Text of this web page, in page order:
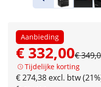
Aanbieding
€ 332,00€
Tijdelijke korting
€ 274,38 excl. btw